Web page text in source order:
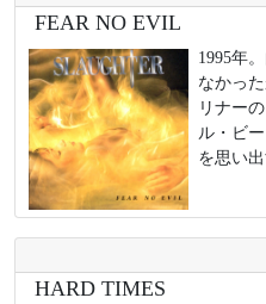
FEAR NO EVIL
1995年
なかっ
リナー
ル・ビ
を思い出
HARD TIMES